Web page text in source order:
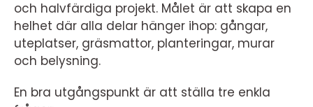
och halvfärdiga projekt. Målet är att skapa en
helhet där alla delar hänger ihop: gångar,
uteplatser, gräsmattor, planteringar, murar
och belysning.
En bra utgångspunkt är att ställa tre enkla